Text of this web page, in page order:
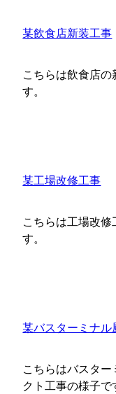
某飲食店新装工事
こちらは飲食店
す。
某工場改修工事
こちらは工場改
す。
某バスターミナル
こちらはバスタ
クト工事の様子で